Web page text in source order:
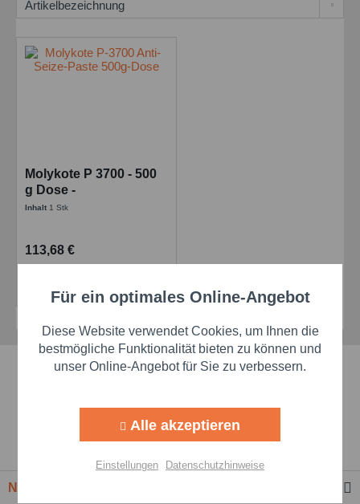
Molykote P 3700 - 500
g Dose -
Kennzeichungsfreie -
Inhalt 1 Stk
113,68 €
Schnelle Lieferzeiten
Beste Markenqualität
Newsletter
Funktionale Aktiv
Marketing Aktiv
Personalisierung Aktiv
Für ein optimales Online-Angebot
Diese Website verwendet Cookies, um Ihnen die
bestmögliche Funktionalität bieten zu können und
unser Online-Angebot für Sie zu verbessern.
Alle akzeptieren
Einstellungen Datenschutzhinweise